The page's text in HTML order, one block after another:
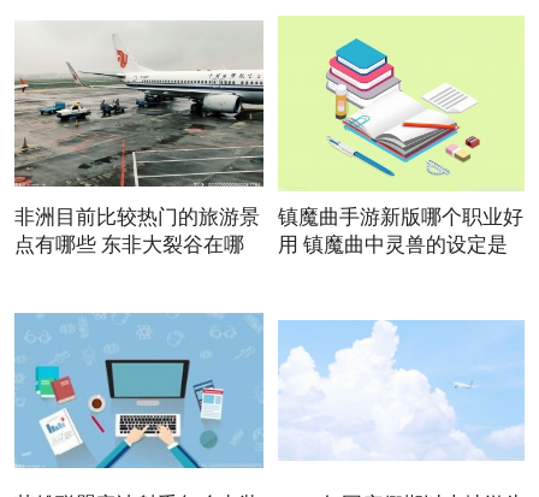
非洲目前比较热门的旅游景
点有哪些 东非大裂谷在哪
镇魔曲手游新版哪个职业好
用 镇魔曲中灵兽的设定是